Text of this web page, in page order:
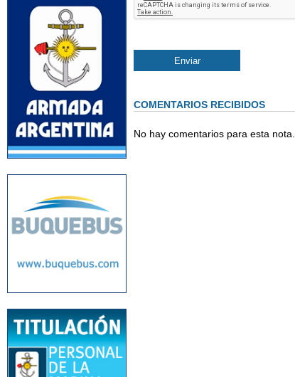
COMENTARIOS RECIBIDOS
No hay comentarios para esta nota.